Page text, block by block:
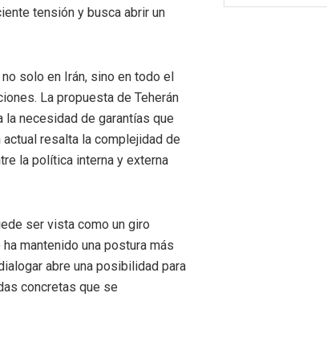
tensión y busca abrir un
solo en Irán, sino en todo el
La propuesta de Teherán
la necesidad de garantías que
resalta la complejidad de
la política interna y externa
ser vista como un giro
mantenido una postura más
abre una posibilidad para
concretas que se